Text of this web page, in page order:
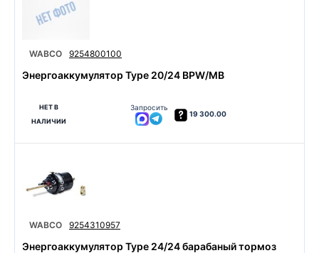
WABCO 9254800100
Энергоаккумулятор Type 20/24 BPW/MB
НЕТ В
НАЛИЧИИ
Запросить
19 300.00
WABCO 9254310957
Энергоаккумулятор Type 24/24 барабаный тормоз